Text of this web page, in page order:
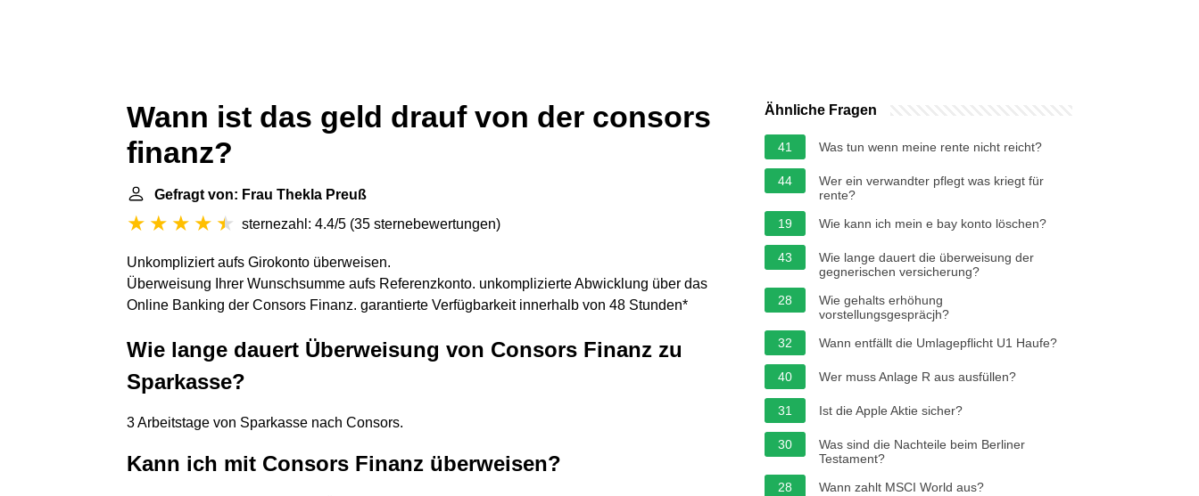
Wann ist das geld drauf von der consors
finanz?
Gefragt von: Frau Thekla Preuß
sternezahl: 4.4/5 (35 sternebewertungen)
Unkompliziert aufs Girokonto überweisen.
Überweisung Ihrer Wunschsumme aufs Referenzkonto. unkomplizierte Abwicklung über das
Online Banking der Consors Finanz. garantierte Verfügbarkeit innerhalb von 48 Stunden*
Wie lange dauert Überweisung von Consors Finanz zu
Sparkasse?
3 Arbeitstage von Sparkasse nach Consors.
Kann ich mit Consors Finanz überweisen?
Ähnliche Fragen
41 Was tun wenn meine rente nicht reicht?
44
Wer ein verwandter pflegt was kriegt für
rente?
19
Wie kann ich mein e bay konto löschen?
43
Wie lange dauert die überweisung der
gegnerischen versicherung?
28
Wie gehalts erhöhung
vorstellungsgespräcjh?
32
Wann entfällt die Umlagepflicht U1 Haufe?
40 Wer muss Anlage R aus ausfüllen?
31 Ist die Apple Aktie sicher?
30
Was sind die Nachteile beim Berliner
Testament?
28
Wann zahlt MSCI World aus?